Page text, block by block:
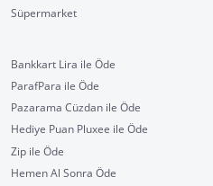
Süpermarket
Bankkart Lira ile Öde
ParafPara ile Öde
Pazarama Cüzdan ile Öde
Hediye Puan Pluxee ile Öde
Zip ile Öde
Hemen Al Sonra Öde